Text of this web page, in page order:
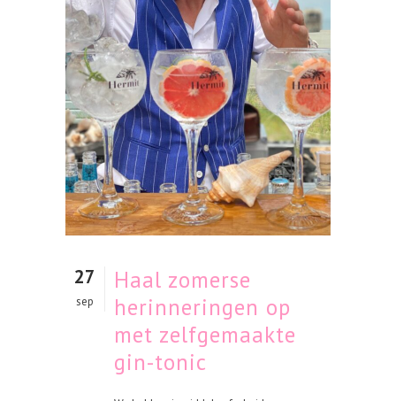
27
sep
Haal zomerse
herinneringen op
met zelfgemaakte
gin-tonic